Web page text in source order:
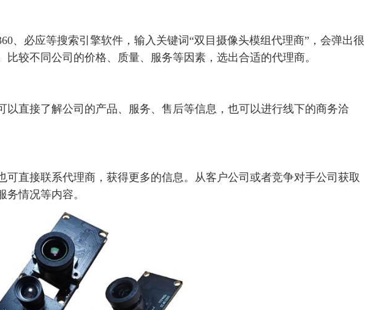
、必应等搜索引擎软件 ，输入关键词 “双目摄像头模组代理商”，会弹出很
比较不同 公司的价格、质量、服务等因素，选出合适的代理商。
以直接了解公司的产品、服务、售后等信息，也可以进行线下的商务洽
直接联系代理商，获得更多的信息。 从客户公司或者竞争对手公司获取
情况等内容。